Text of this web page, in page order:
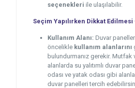
seçenekleri ile ulaşılabilir.
Seçim Yapılırken Dikkat
Kullanım Alanı: Duvar
öncelikle kullanım alanlarını
bulundurmanız gerekir. Mutfak
alanlarda su yalıtımlı duvar
odası ve yatak odası gibi
duvar panelleri tercih